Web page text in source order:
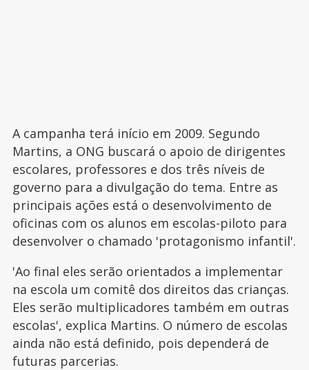
A campanha terá início em 2009. Segundo
Martins, a ONG buscará o apoio de dirigentes
escolares, professores e dos três níveis de
governo para a divulgação do tema. Entre as
principais ações está o desenvolvimento de
oficinas com os alunos em escolas-piloto para
desenvolver o chamado 'protagonismo infantil'.
'Ao final eles serão orientados a implementar
na escola um comitê dos direitos das crianças.
Eles serão multiplicadores também em outras
escolas', explica Martins. O número de escolas
ainda não está definido, pois dependerá de
futuras parcerias.